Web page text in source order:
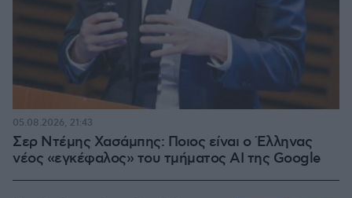
Σερ Ντέμης Χασάμπης: Ποιος είναι ο Έλληνας
νέος «εγκέφαλος» του τμήματος AI της Google
05.08.2026, 21:43